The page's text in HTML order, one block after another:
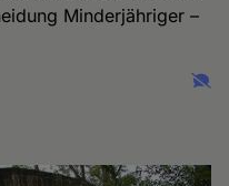
Minderjähriger –